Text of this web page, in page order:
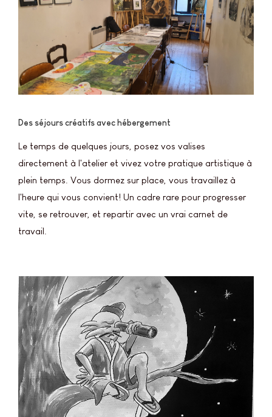
Des séjours créatifs avec hébergement
Le temps de quelques jours, posez vos valises
directement à l'atelier et vivez votre pratique artistique à
plein temps. Vous dormez sur place, vous travaillez à
l'heure qui vous convient! Un cadre rare pour progresser
vite, se retrouver, et repartir avec un vrai carnet de
travail.